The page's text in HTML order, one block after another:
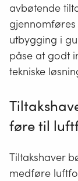
avbøtende
utbygging i
påse at godt
tekniske
føre til
Tiltakshaver
medføre